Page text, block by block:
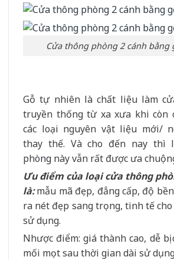
Cửa thông phòng 2 cánh bằng
Gỗ tự nhiên là chất liệu làm
truyền thống từ xa xưa khi còn
các loại nguyên vật liệu mới/
thay thế. Và cho đến nay thì
phòng này vẫn rất được ưa
Ưu điểm của loại cửa thông
là:mẫu mã đẹp, đẳng cấp, độ
ra nét đẹp sang trọng, tinh tế
sử dụng.
Nhược điểm: giá thành cao, dễ bị
mối mọt sau thời gian dài sử